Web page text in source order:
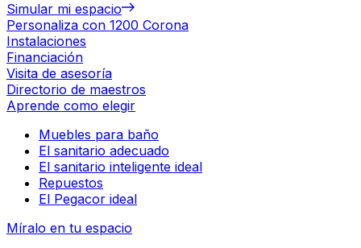
Simular mi espacio
Personaliza con 1200 Corona
Instalaciones
Financiación
Visita de asesoría
Directorio de maestros
Aprende como elegir
Muebles para baño
El sanitario adecuado
El sanitario inteligente ideal
Repuestos
El Pegacor ideal
Míralo en tu espacio